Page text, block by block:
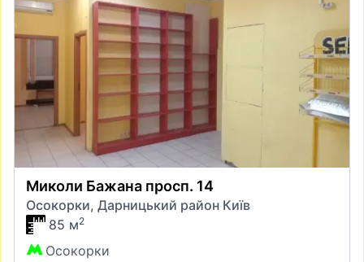
Миколи Бажана просп. 14
Осокорки, Дарницький район Київ
85 м2
Осокорки